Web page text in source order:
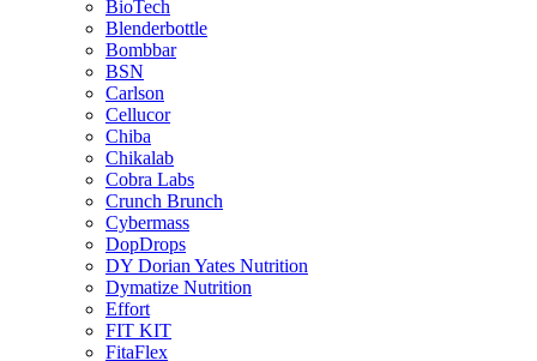
BioTech
Blenderbottle
Bombbar
BSN
Carlson
Cellucor
Chiba
Chikalab
Cobra Labs
Crunch Brunch
Cybermass
DopDrops
DY Dorian Yates Nutrition
Dymatize Nutrition
Effort
FIT KIT
FitaFlex